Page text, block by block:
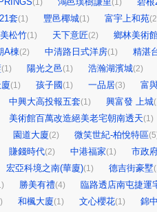
(1) (1)
套(1) 豐邑椰城(1) 富宇上和苑
松竹(1) 天下意匠(2) 鄉林美術
A棟(2) 中清路日式洋房(1) 精湛
(1) 陽光之邑(1) 浩瀚湖濱城(2)
(1) 孩子國 (1) 一品居(3) 富
中興大高投報五套(1) 興富發 上城
美術館百萬改造絕美老宅朝南透天(1)
園道大廈(2) 微笑世紀-柏悅特區
賺錢時代(2) 中港福家(1) 市政
宏亞科境之南(華廈)(1) 德吉街豪墅
勝美有禮(4) 臨路透店南屯捷運
和楓大廈(1) 文心櫻花(1) 錦